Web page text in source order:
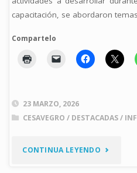
capacitación, se abordaron
Compartelo
23 MARZO, 2026
CESAVEGRO / DESTACADAS/
CONTINUA LEYENDO